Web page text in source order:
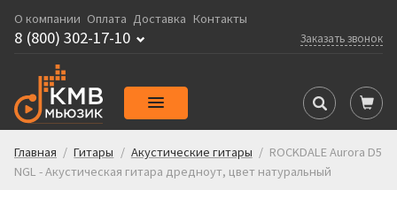
О компании Оплата Доставка Контакты
Заказать звонок
8 (800) 302-17-10
Главная / Гитары / Акустические гитары / ROCKDALE Aurora D5
NGL - Акустическая гитара дредноут, цвет натуральный